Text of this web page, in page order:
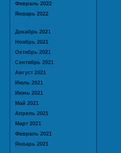
Февраль 2022
Январь 2022
Декабрь 2021
Ноябрь 2021
Октябрь 2021
Сентябрь 2021
Август 2021
Июль 2021
Июнь 2021
Май 2021
Апрель 2021
Март 2021
Февраль 2021
Январь 2021